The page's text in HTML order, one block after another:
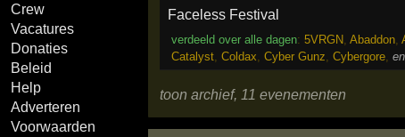
Crew
Vacatures
Donaties
Beleid
Help
Adverteren
Voorwaarden
Faceless Festival
verdeeld over alle dagen: 5VRGN, Abaddon,
Catalyst, Coldax, Cyber Gunz, Cybergore,
toon archief, 11 evenementen